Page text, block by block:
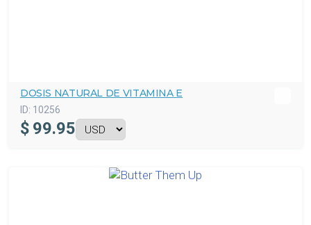
DOSIS NATURAL DE VITAMINA E
ID: 10256
$ 99.95